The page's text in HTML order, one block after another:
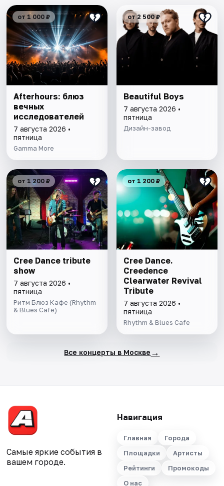
от 1 000 ₽
Afterhours: блюз
вечных
исследователей
7 августа 2026 •
пятница
Gamma More
от 2 500 ₽
Beautiful Boys
7 августа 2026 •
пятница
Дизайн-завод
от 1 200 ₽
Cree Dance tribute
show
7 августа 2026 •
пятница
Ритм Блюз Кафе (Rhythm
& Blues Cafe)
от 1 200 ₽
Cree Dance.
Creedence
Clearwater Revival
Tribute
7 августа 2026 •
пятница
Rhythm & Blues Cafe
Все концерты в Москве →
Самые яркие события в
вашем городе.
Навигация
Главная
Города
Площадки
Артисты
Рейтинги
Промокоды
О нас